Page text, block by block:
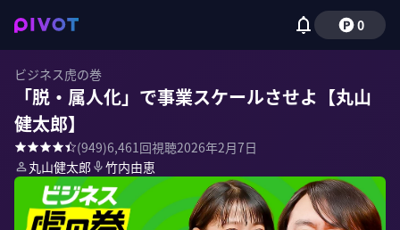
0
ビジネス虎の巻
「脱・属人化」で事業スケールさせよ【丸山
健太郎】
(949)6,461回視聴2026年2月7日
丸山健太郎
竹内由恵